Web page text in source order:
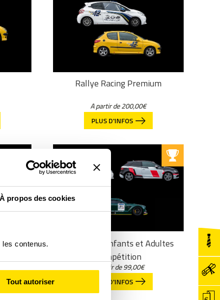
À propos des cookies
contenus.
Tout autoriser
Rallye Racing Premium
A partir de200,00€
PLUS D'INFOS
Baptêmes Enfants et Adultes
Compétition
A partir de99,00€
PLUS D'INFOS